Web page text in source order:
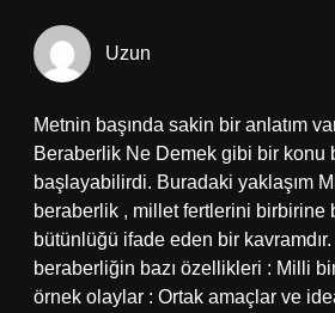
Uzun
Metnin başında sakin bir anlatım
Beraberlik Ne Demek gibi bir konu
başlayabilirdi. Buradaki yaklaşım
beraberlik , millet fertlerini birbirine
bütünlüğü ifade eden bir
beraberliğin bazı özellikleri : Milli
örnek olaylar : Ortak amaçlar ve